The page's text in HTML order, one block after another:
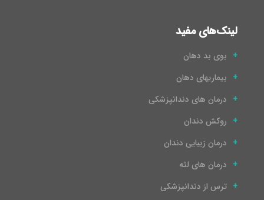
لینک‌های مفید
بوی بد دهان
بیماریهای دهان
درمان های دندانپزشکی
روکش دندان
درمان زیبایی دندان
درمان های لثه
ترس از دندانپزشکی